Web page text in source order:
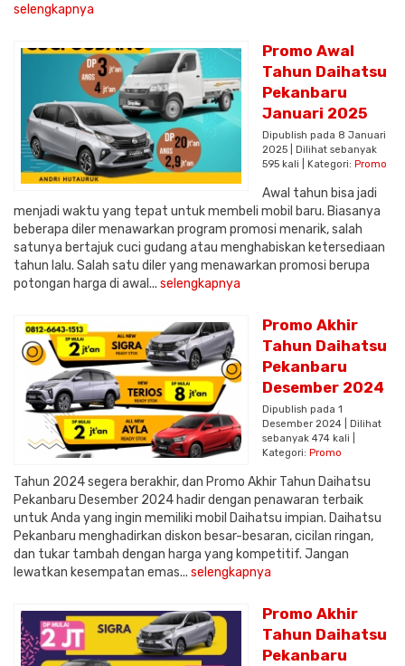
selengkapnya
Promo Awal
Tahun Daihatsu
Pekanbaru
Januari 2025
Dipublish pada 8 Januari
2025 | Dilihat sebanyak
595 kali | Kategori: Promo
Awal tahun bisa jadi
menjadi waktu yang tepat untuk membeli mobil baru. Biasanya
beberapa diler menawarkan program promosi menarik, salah
satunya bertajuk cuci gudang atau menghabiskan ketersediaan
tahun lalu. Salah satu diler yang menawarkan promosi berupa
potongan harga di awal... selengkapnya
Promo Akhir
Tahun Daihatsu
Pekanbaru
Desember 2024
Dipublish pada 1
Desember 2024 | Dilihat
sebanyak 474 kali |
Kategori: Promo
Tahun 2024 segera berakhir, dan Promo Akhir Tahun Daihatsu
Pekanbaru Desember 2024 hadir dengan penawaran terbaik
untuk Anda yang ingin memiliki mobil Daihatsu impian. Daihatsu
Pekanbaru menghadirkan diskon besar-besaran, cicilan ringan,
dan tukar tambah dengan harga yang kompetitif. Jangan
lewatkan kesempatan emas... selengkapnya
Promo Akhir
Tahun Daihatsu
Pekanbaru